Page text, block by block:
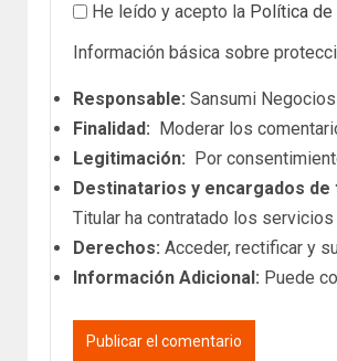
He leído y acepto la Política de
Información básica sobre
Responsable: Sansumi Negocios
Finalidad: Moderar los
Legitimación: Por
Destinatarios y encargados
Titular ha contratado los
Derechos: Acceder, rectificar y
Información Adicional: Puede